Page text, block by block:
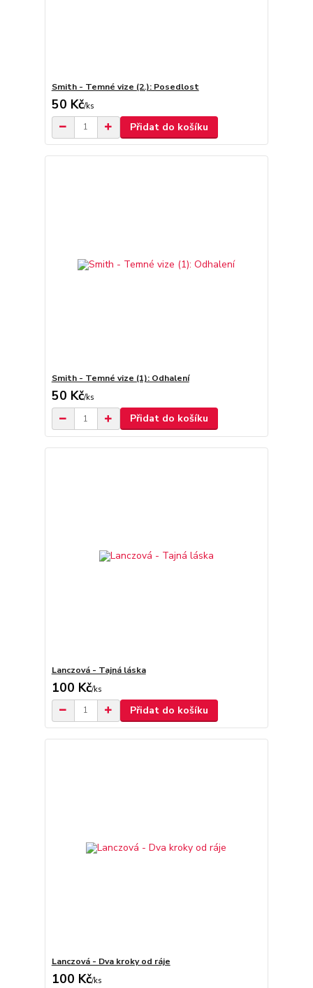
Smith - Temné vize (2.): Posedlost
50 Kč/ks
Přidat do košíku
Smith - Temné vize (1): Odhalení
50 Kč/ks
Přidat do košíku
Lanczová - Tajná láska
100 Kč/ks
Přidat do košíku
Lanczová - Dva kroky od ráje
100 Kč/ks